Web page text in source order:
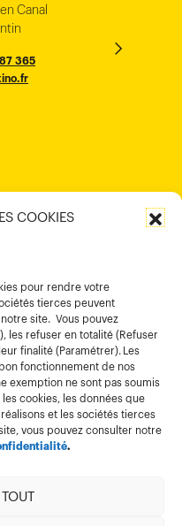
COOKIES
pour rendre votre
tierces peuvent
site. Vous pouvez
les refuser en totalité (Refuser
finalité (Paramétrer). Les
fonctionnement de nos
exemption ne sont pas soumis
cookies, les données que
et les sociétés tierces
vous pouvez consulter notre
.
Canal
365
3rd Floor
Tho Ward
City
76 60
51
Tong
Airport Rd
Ave
légales
d’utilisation
cookies